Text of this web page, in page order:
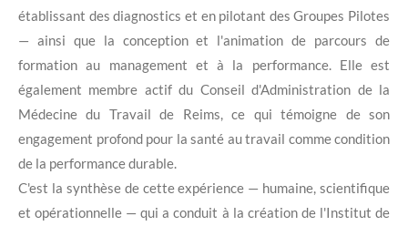
établissant des diagnostics et en pilotant des Groupes Pilotes
— ainsi que la conception et l'animation de parcours de
formation au management et à la performance. Elle est
également membre actif du Conseil d'Administration de la
Médecine du Travail de Reims, ce qui témoigne de son
engagement profond pour la santé au travail comme condition
de la performance durable.
C'est la synthèse de cette expérience — humaine, scientifique
et opérationnelle — qui a conduit à la création de l'Institut de